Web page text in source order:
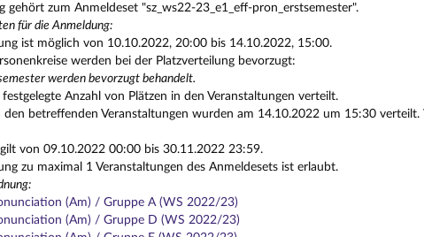
gehört zum Anmeldeset "sz_ws22-23_e1_eff-pron_erstsemester".
für die Anmeldung:
ist möglich von 10.10.2022, 20:00 bis 14.10.2022, 15:00.
werden bei der Platzverteilung bevorzugt:
werden bevorzugt behandelt.
festgelegte Anzahl von Plätzen in den Veranstaltungen verteilt.
den betreffenden Veranstaltungen wurden am 14.10.2022 um 15:30
gilt von 09.10.2022 00:00 bis 30.11.2022 23:59.
zu maximal 1 Veranstaltungen des Anmeldesets ist erlaubt.
(Am) / Gruppe A (WS 2022/23)
(Am) / Gruppe D (WS 2022/23)